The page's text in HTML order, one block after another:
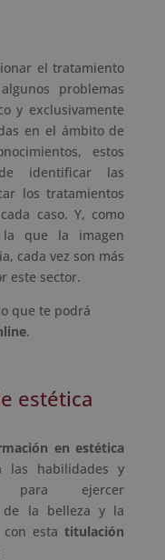
el tratamiento
problemas
y exclusivamente
en el ámbito de
estos
identificar las
los tratamientos
caso. Y, como
que la imagen
cada vez son más
este sector.
que te podrá
.
estética
en estética
las habilidades y
para ejercer
de la belleza y la
con estatitulación